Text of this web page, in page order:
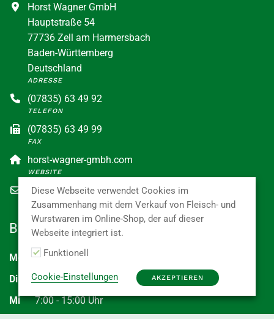
Horst Wagner GmbH
Hauptstraße 54
77736 Zell am Harmersbach
Baden-Württemberg
Deutschland
ADRESSE
(07835) 63 49 92
TELEFON
(07835) 63 49 99
FAX
horst-wagner-gmbh.com
WEBSITE
info@horst-wagner-gmbh.com
E-MAIL
Bürozeiten
Mo
7:00 - 15:00 Uhr
Di
7:00 - 15:00 Uhr
Mi
7:00 - 15:00 Uhr
Diese Webseite verwendet Cookies im
Zusammenhang mit dem Verkauf von Fleisch- und
Wurstwaren im Online-Shop, der auf dieser
Webseite integriert ist.
Funktionell
Cookie-Einstellungen AKZEPTIEREN